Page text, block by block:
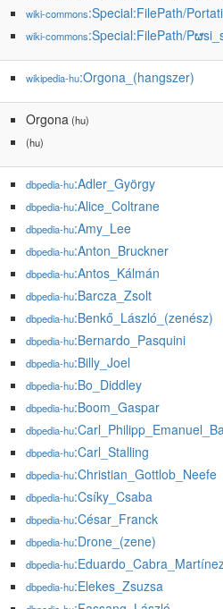
wiki-commons:Special:FilePath/
wiki-commons:Special:FilePath/Pຜ
wikipedia-hu:Orgona_(hangszer)
Orgona(hu)
(hu)
dbpedia-hu:Adler_György
dbpedia-hu:Alice_Coltrane
dbpedia-hu:Amy_Lee
dbpedia-hu:Anton_Bruckner
dbpedia-hu:Antos_Kálmán
dbpedia-hu:Barcza_Zsolt
dbpedia-hu:Benkő_László_(zenész)
dbpedia-hu:Bernardo_Pasquini
dbpedia-hu:Billy_Joel
dbpedia-hu:Bo_Diddley
dbpedia-hu:Boom_Gaspar
dbpedia-hu
dbpedia-hu:Carl_Stalling
dbpedia-hu:Christian_Gottlob_Neefe
dbpedia-hu:Csíky_Csaba
dbpedia-hu:César_Franck
dbpedia-hu:Drone_(zene)
dbpedia-hu
dbpedia-hu:Elekes_Zsuzsa